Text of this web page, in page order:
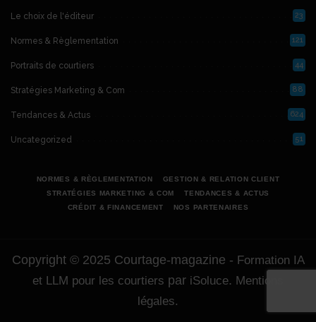
Le choix de l'éditeur 23
Normes & Règlementation 121
Portraits de courtiers 44
Stratégies Marketing & Com 88
Tendances & Actus 624
Uncategorized 51
NORMES & RÈGLEMENTATION
GESTION & RELATION CLIENT
STRATÉGIES MARKETING & COM
TENDANCES & ACTUS
CRÉDIT & FINANCEMENT
NOS PARTENAIRES
Copyright © 2025 Courtage-magazine - Formation IA
et LLM pour les courtiers par iSoluce. Mentions
légales.